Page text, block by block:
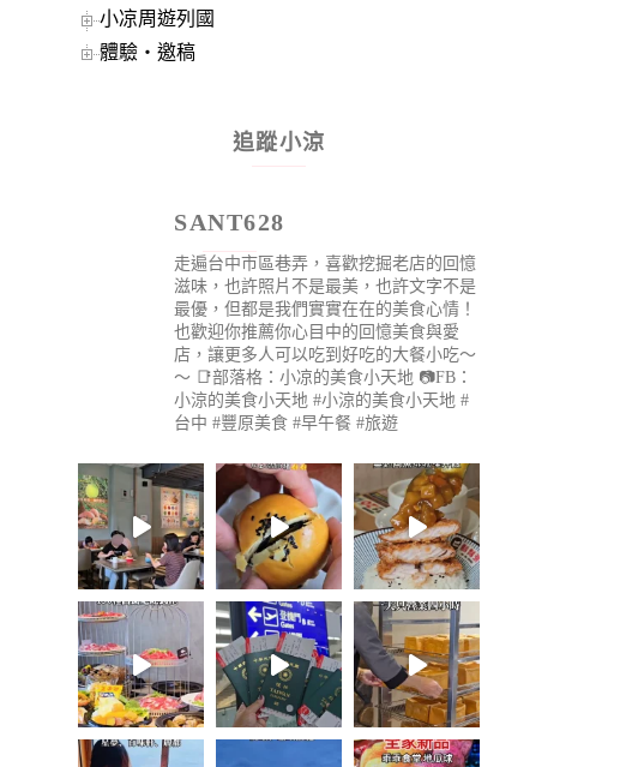
小凉周遊列國
體驗‧邀稿
追蹤小涼
SANT628
走遍台中市區巷弄，喜歡挖掘老店的回憶
滋味，也許照片不是最美，也許文字不是
最優，但都是我們實實在在的美食心情！
也歡迎你推薦你心目中的回憶美食與愛
店，讓更多人可以吃到好吃的大餐小吃～
～ 📑部落格：小凉的美食小天地 📷FB：
小涼的美食小天地 #小涼的美食小天地 #
台中 #豐原美食 #早午餐 #旅遊